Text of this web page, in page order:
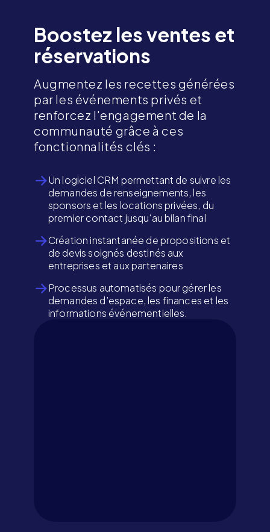
Boostez les ventes et
réservations
Augmentez les recettes générées
par les événements privés et
renforcez l'engagement de la
communauté grâce à ces
fonctionnalités clés :
Un logiciel CRM permettant de suivre les
demandes de renseignements, les
sponsors et les locations privées, du
premier contact jusqu'au bilan final
Création instantanée de propositions et
de devis soignés destinés aux
entreprises et aux partenaires
Processus automatisés pour gérer les
demandes d’espace, les finances et les
informations événementielles.